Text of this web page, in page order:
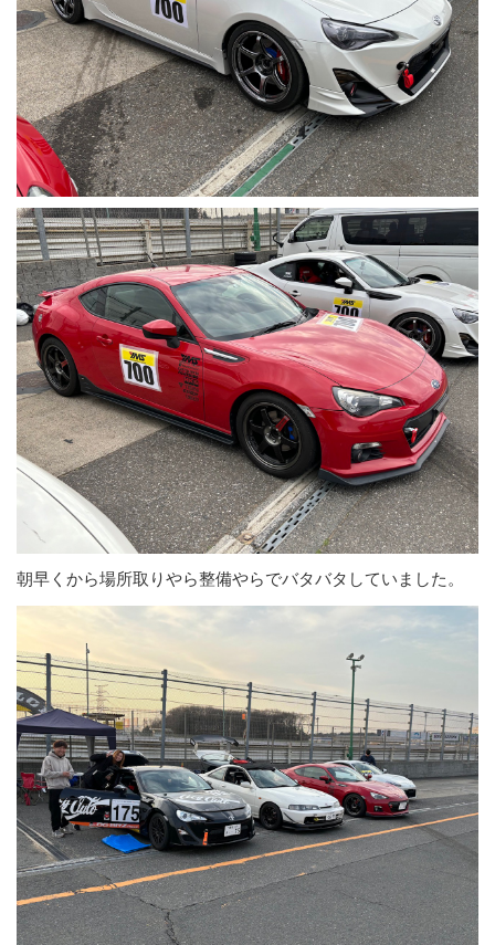
朝早くから場所取りやら整備やらでバタバタしていました。